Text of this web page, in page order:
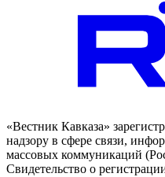
«Вестник Кавказа»
надзору в сфере связи,
массовых коммуникаций
Свидетельство о